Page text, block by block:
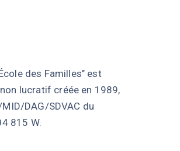
des Familles’’ est
lucratif créée en 1989,
DAG/SDVAC du
815 W.